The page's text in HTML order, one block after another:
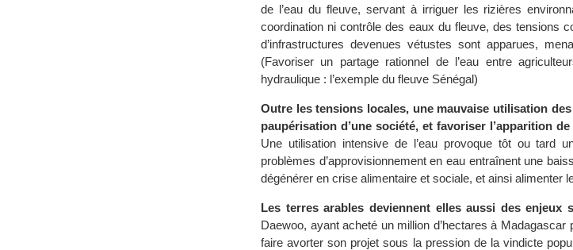
de l’eau du fleuve, servant à irriguer les rizières
coordination ni contrôle des eaux du fleuve, des tensions
d’infrastructures devenues vétustes sont apparues,
(Favoriser un partage rationnel de l’eau entre
hydraulique : l’exemple du fleuve Sénégal)
Outre les tensions locales, une mauvaise utilisation
paupérisation d’une société, et favoriser l’apparition
Une utilisation intensive de l’eau provoque tôt ou tard
problèmes d’approvisionnement en eau entraînent une
dégénérer en crise alimentaire et sociale, et ainsi alimenter
Les terres arables deviennent elles aussi des enjeux
Daewoo, ayant acheté un million d’hectares à
faire avorter son projet sous la pression de la vindicte